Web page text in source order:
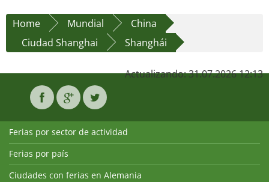
Home Mundial
China
Ciudad Shanghai
Shanghái
Actualizando: 31.07.2026 12:13
Ferias por sector de actividad
Ferias por país
Ciudades con ferias en Alemania